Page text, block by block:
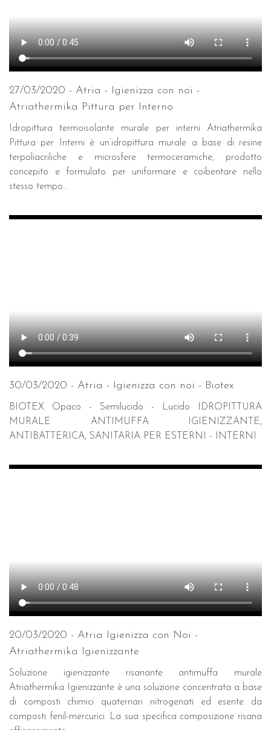
27/03/2020 - Atria - Igienizza con noi -
Atriathermika Pittura per Interno
Idropittura termoisolante murale per interni Atriathermika
Pittura per Interni è un’idropittura murale a base di resine
terpoliacriliche e microsfere termoceramiche, prodotto
concepito e formulato per uniformare e coibentare nello
stesso tempo...
30/03/2020 - Atria - Igienizza con noi - Biotex
BIOTEX Opaco - Semilucido - Lucido IDROPITTURA
MURALE ANTIMUFFA IGIENIZZANTE,
ANTIBATTERICA, SANITARIA PER ESTERNI - INTERNI
20/03/2020 - Atria Igienizza con Noi -
Atriathermika Igienizzante
Soluzione igienizzante risanante antimuffa murale
Atriathermika Igienizzante è una soluzione concentrata a base
di composti chimici quaternari nitrogenati ed esente da
composti fenil-mercurici. La sua specifica composizione risana